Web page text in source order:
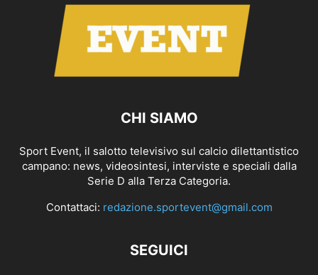
CHI SIAMO
Sport Event, il salotto televisivo sul calcio dilettantistico
campano: news, videosintesi, interviste e speciali dalla
Serie D alla Terza Categoria.
Contattaci: redazione.sportevent@gmail.com
SEGUICI